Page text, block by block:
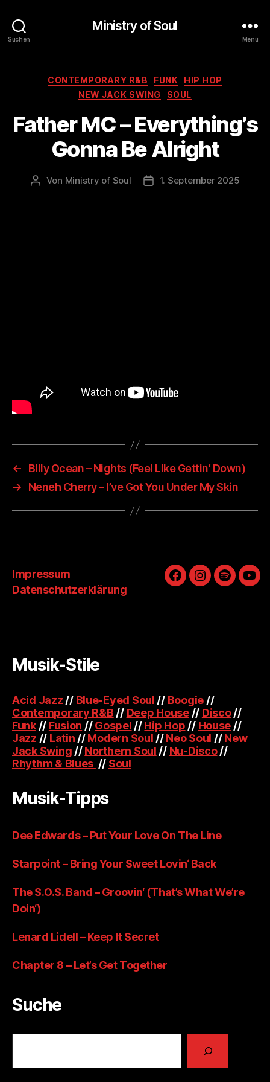
Suchen
Ministry of Soul
Menü
Kategorien
CONTEMPORARY R&B FUNK
HIP HOP
NEW JACK SWING
SOUL
Father MC – Everything’s
Gonna Be Alright
Beitragsautor
Von Ministry of Soul Veröffentlichungsdatum
1. September 2025
←
Billy Ocean – Nights (Feel Like Gettin‘ Down)
→
Neneh Cherry – I’ve Got You Under My Skin
Impressum
Datenschutzerklärung
FacebookInstagram
Spotify
Musik-Stile
Acid Jazz // Blue-Eyed Soul // Boogie //
Contemporary R&B // Deep House// Disco//
Funk// Fusion //Gospel //Hip Hop // House //
Jazz // Latin //Modern Soul //Neo Soul //New
Jack Swing //Northern Soul // Nu-Disco//
Rhythm & Blues // Soul
Musik-Tipps
Dee Edwards – Put Your Love On The Line
Starpoint – Bring Your Sweet Lovin‘ Back
The S.O.S. Band – Groovin‘ (That’s What We’re
Doin‘)
Lenard Lidell – Keep It Secret
Chapter 8 – Let’s Get Together
Suche